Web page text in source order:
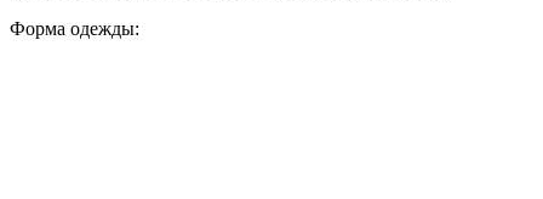
Форма одежды: